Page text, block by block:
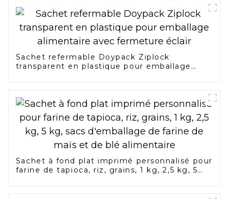
Sachet refermable Doypack Ziplock
transparent en plastique pour emballage
Sachet à fond plat imprimé personnalisé pour
farine de tapioca, riz, grains, 1 kg, 2,5 kg, 5